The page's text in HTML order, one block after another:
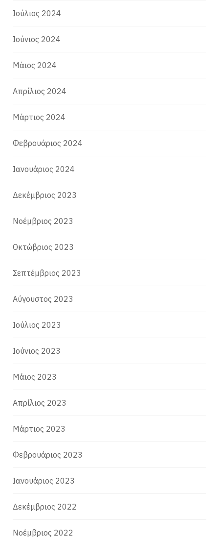
Ιούλιος 2024
Ιούνιος 2024
Μάιος 2024
Απρίλιος 2024
Μάρτιος 2024
Φεβρουάριος 2024
Ιανουάριος 2024
Δεκέμβριος 2023
Νοέμβριος 2023
Οκτώβριος 2023
Σεπτέμβριος 2023
Αύγουστος 2023
Ιούλιος 2023
Ιούνιος 2023
Μάιος 2023
Απρίλιος 2023
Μάρτιος 2023
Φεβρουάριος 2023
Ιανουάριος 2023
Δεκέμβριος 2022
Νοέμβριος 2022